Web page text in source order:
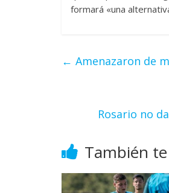
formará «una
← Amenazaron de
Rosario no
También